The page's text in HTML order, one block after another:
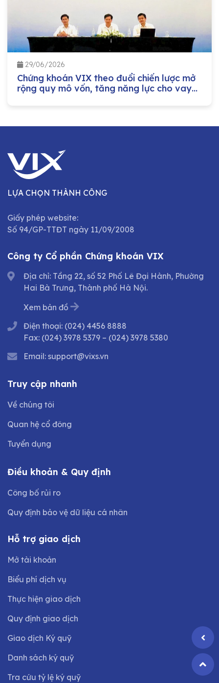
29/06/2026
Chứng khoán VIX theo đuổi chiến lược mở
rộng quy mô vốn, tăng năng lực cho vay
LỰA CHỌN THÀNH CÔNG
Giấy phép website:
Số 94/GP-TTĐT ngày 11/09/2008
Công ty Cổ phần Chứng khoán VIX
Địa chỉ: Tầng 22, số 52 Phố Lê Đại Hành, Phường
Hai Bà Trưng, Thành phố Hà Nội.
Xem bản đồ
Điện thoại: (024) 4456 8888
Fax: (024) 3978 5379 – (024) 3978 5380
Email: support@vixs.vn
Truy cập nhanh
Về chúng tôi
Quan hệ cổ đông
Tuyển dụng
Điều khoản & Quy định
Công bố rủi ro
Quy định bảo vệ dữ liệu cá nhân
Hỗ trợ giao dịch
Mở tài khoản
Biểu phí dịch vụ
Thực hiện giao dịch
Quy định giao dịch
Giao dịch Ký quỹ
Danh sách ký quỹ
Tra cứu tỷ lệ ký quỹ